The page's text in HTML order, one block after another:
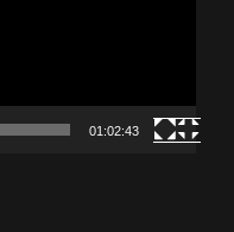
01:02:43